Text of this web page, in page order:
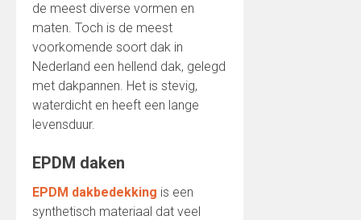
de meest diverse vormen en
maten. Toch is de meest
voorkomende soort dak in
Nederland een hellend dak, gelegd
met dakpannen. Het is stevig,
waterdicht en heeft een lange
levensduur.
EPDM daken
EPDM dakbedekking is een
synthetisch materiaal dat veel